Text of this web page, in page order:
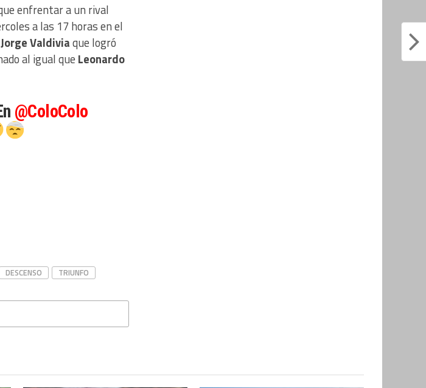
enfrentar a un rival
a las 17 horas en el
Jorge Valdiviaque logró
al igual que Leonardo
@ColoColo
DESCENSO TRIUNFO